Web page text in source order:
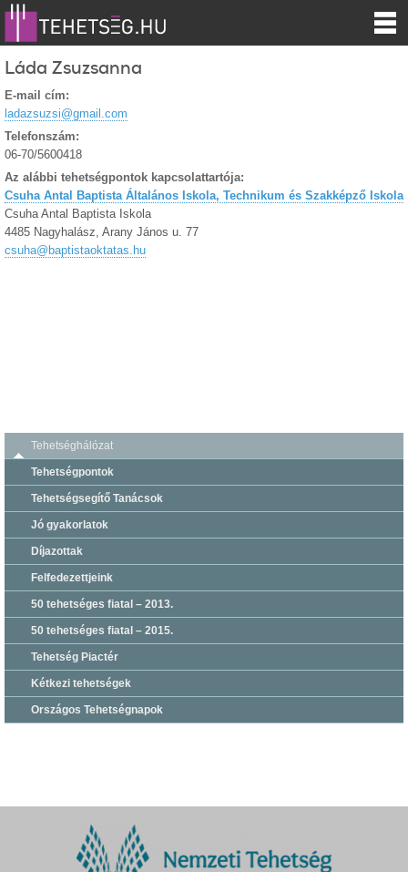
Láda Zsuzsanna
E-mail cím:
ladazsuzsi@gmail.com
Telefonszám:
06-70/5600418
Az alábbi tehetségpontok kapcsolattartója:
Csuha Antal Baptista Általános Iskola, Technikum és Szakképző Iskola
Csuha Antal Baptista Iskola
4485 Nagyhalász, Arany János u. 77
csuha@baptistaoktatas.hu
Tehetséghálózat
Tehetségpontok
Tehetségsegítő Tanácsok
Jó gyakorlatok
Díjazottak
Felfedezettjeink
50 tehetséges fiatal – 2013.
50 tehetséges fiatal – 2015.
Tehetség Piactér
Kétkezi tehetségek
Országos Tehetségnapok